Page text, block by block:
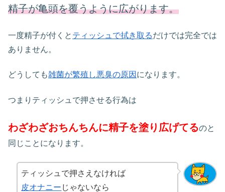
精子が亀頭を覆うように広がります。
一度精子が付くと ティッシュで拭き取るだけでは完全では
ありません。
どうしても雑菌が繁殖し悪臭の原因 になります。
つまりティッシュで押させる行為は
わざわざおちんちんに精子を塗り広げてるのと
同じことになります。
ティッシュで押さえなければ
皮オナニー じゃないなら